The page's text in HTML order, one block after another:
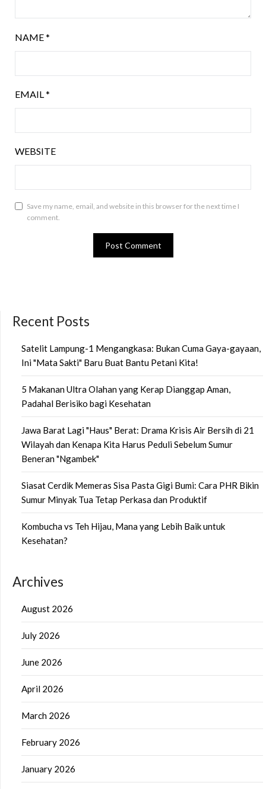
NAME*
EMAIL*
WEBSITE
Save my name, email, and website in this browser for the next time I
comment.
Recent Posts
Satelit Lampung-1 Mengangkasa: Bukan Cuma Gaya-gayaan,
Ini "Mata Sakti" Baru Buat Bantu Petani Kita!
5 Makanan Ultra Olahan yang Kerap Dianggap Aman,
Padahal Berisiko bagi Kesehatan
Jawa Barat Lagi "Haus" Berat: Drama Krisis Air Bersih di 21
Wilayah dan Kenapa Kita Harus Peduli Sebelum Sumur
Beneran "Ngambek"
Siasat Cerdik Memeras Sisa Pasta Gigi Bumi: Cara PHR Bikin
Sumur Minyak Tua Tetap Perkasa dan Produktif
Kombucha vs Teh Hijau, Mana yang Lebih Baik untuk
Kesehatan?
Archives
August 2026
July 2026
June 2026
April 2026
March 2026
February 2026
January 2026